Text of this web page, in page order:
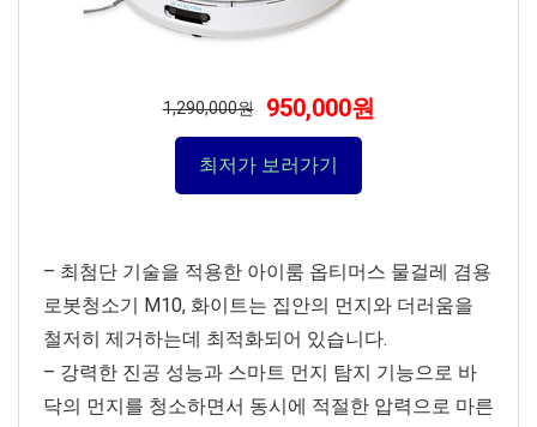
1,290,000원 950,000원
최저가 보러가기
– 최첨단 기술을 적용한 아이룸 옵티머스 물걸레 겸용
로봇청소기 M10, 화이트는 집안의 먼지와 더러움을
철저히 제거하는데 최적화되어 있습니다.
– 강력한 진공 성능과 스마트 먼지 탐지 기능으로 바
닥의 먼지를 청소하면서 동시에 적절한 압력으로 마른